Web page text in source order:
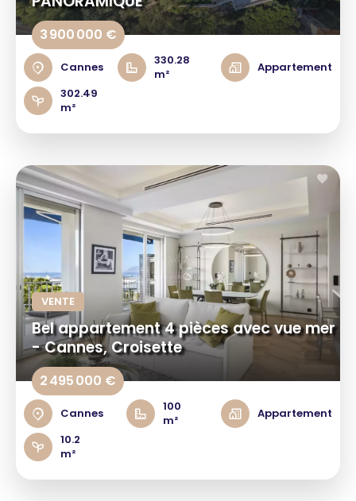
3 900 000 €
Cannes
330.28
m²
Appartement
302.49
m²
VENTE
Bel appartement 4 pièces avec vue mer
- Cannes, Croisette
2 495 000 €
Cannes
100
m²
Appartement
10.2
m²